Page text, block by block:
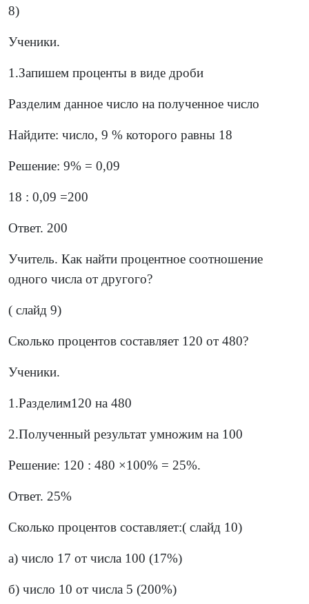
8)
Ученики.
1.Запишем проценты в виде дроби
Разделим данное число на полученное число
Найдите: число, 9 % которого равны 18
Решение: 9% = 0,09
18 : 0,09 =200
Ответ. 200
Учитель. Как найти процентное соотношение
одного числа от другого?
( слайд 9)
Сколько процентов составляет 120 от 480?
Ученики.
1.Разделим120 на 480
2.Полученный результат умножим на 100
Решение: 120 : 480 ×100% = 25%.
Ответ. 25%
Сколько процентов составляет:( слайд 10)
а) число 17 от числа 100 (17%)
б) число 10 от числа 5 (200%)